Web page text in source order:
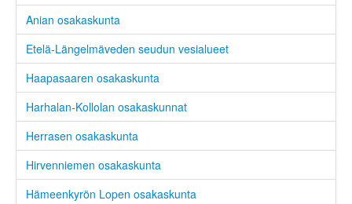
Anian osakaskunta
Etelä-Längelmäveden seudun vesialueet
Haapasaaren osakaskunta
Harhalan-Kollolan osakaskunnat
Herrasen osakaskunta
Hirvenniemen osakaskunta
Hämeenkyrön Lopen osakaskunta